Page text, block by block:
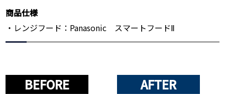
商品仕様
・レンジフード：Panasonic スマートフードⅡ
BEFORE AFTER